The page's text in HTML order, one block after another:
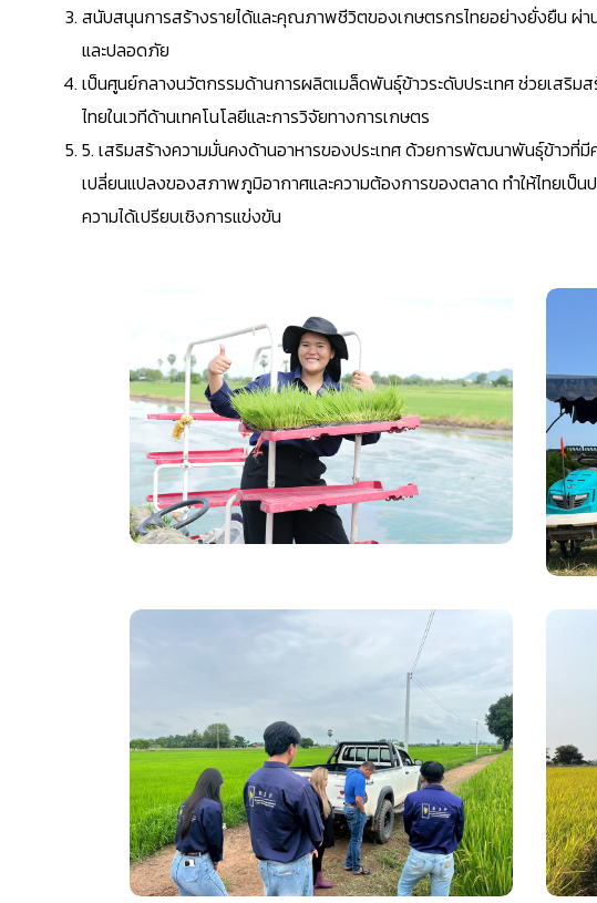
สนับสนุนการสร้างรายได้และคุณภาพชีวิตของเกษตรกรไทยอย่างยั่งยืน
และปลอดภัย
เป็นศูนย์กลางนวัตกรรมด้านการผลิตเมล็ดพันธุ์ข้าวระดับประเทศ ช่วยเสริ
ไทยในเวทีด้านเทคโนโลยีและการวิจัยทางการเกษตร
5. เสริมสร้างความมั่นคงด้านอาหารของประเทศ ด้วยการพัฒนาพันธุ์ข้าวที่
เปลี่ยนแปลงของสภาพภูมิอากาศและความต้องการของตลาด ทำให้ไทยเป็น
ความได้เปรียบเชิงการแข่งขัน